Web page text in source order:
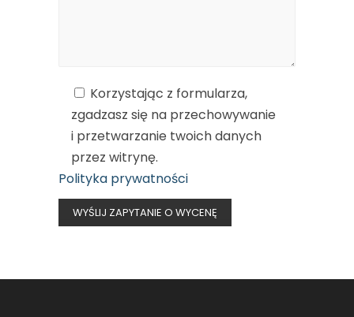
Korzystając z formularza,
zgadzasz się na przechowywanie
i przetwarzanie twoich danych
przez witrynę.
Polityka prywatności